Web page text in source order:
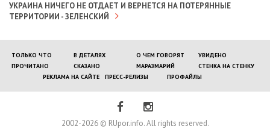
УКРАИНА НИЧЕГО НЕ ОТДАЕТ И ВЕРНЕТСЯ НА ПОТЕРЯННЫЕ
ТЕРРИТОРИИ - ЗЕЛЕНСКИЙ
ТОЛЬКО ЧТО В ДЕТАЛЯХ О ЧЕМ ГОВОРЯТ
УВИДЕНО
ПРОЧИТАНО
СКАЗАНО МАРАЗМАРИЙ
СТЕНКА НА СТЕНКУ
РЕКЛАМА НА САЙТЕ
ПРЕСС-РЕЛИЗЫ ПРОФАЙЛЫ
2002-2026 © RUpor.info. All rights reserved.